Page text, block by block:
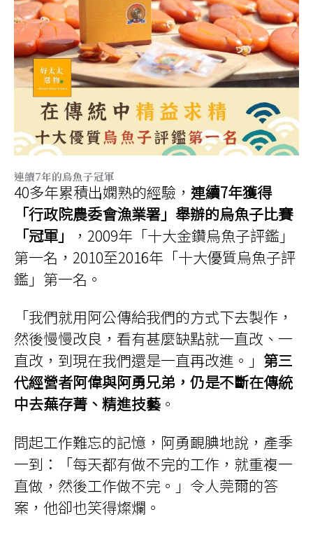
連續7年的烏魚子冠軍
40多年累積出嫻熟的經驗， 連續7年獲得
「行政院農委會漁業署」舉辦的烏魚子比賽
「冠軍」
，2009年「十大金鑽烏魚子評鑑」
第一名，2010至2016年「十大優質烏魚子評
鑑」第一名。
「我們就用阿公傳給我們的方式下去製作，
然後慢慢改良，看有甚麼缺點就一直改、一
直改，到現在我們還是一直再改進。」 第三
代經營者阿偉與阿勇兄弟，仍是不斷在傳統
中去蕪存菁、精進技藝 。
問起工作難忘的記憶，阿勇靦腆地說，產季
一到：「每天都有做不完的工作，就重複一
直做，然後工作做不完。」令人莞爾的答
案，他卻也笑得燦爛。